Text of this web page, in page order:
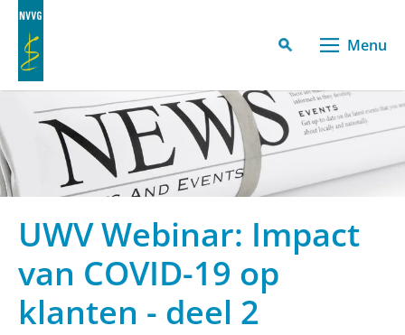
Menu
UWV Webinar: Impact
van COVID-19 op
klanten - deel 2